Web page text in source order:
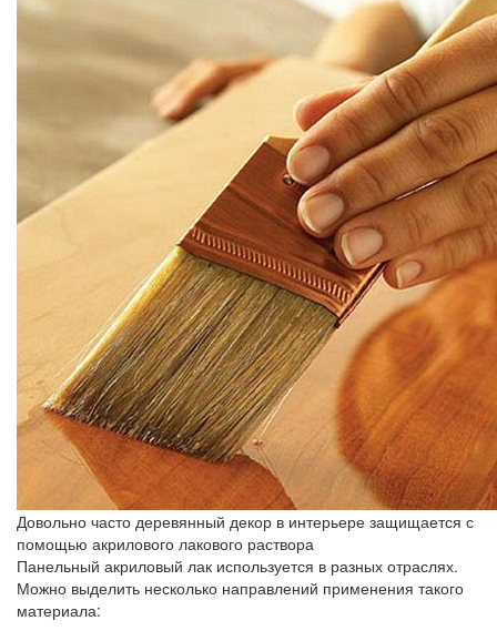
Довольно часто деревянный декор в интерьере защищается с
помощью акрилового лакового раствора
Панельный акриловый лак используется в разных отраслях.
Можно выделить несколько направлений применения такого
материала: